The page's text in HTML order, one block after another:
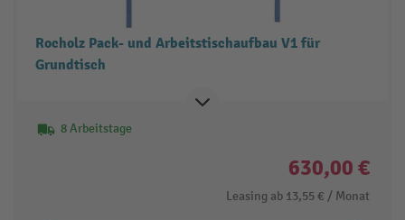
Rocholz Pack- und Arbeitstischaufbau V1 für
Grundtisch
8 Arbeitstage
630,00 €
Leasing ab 13,55 € / Monat